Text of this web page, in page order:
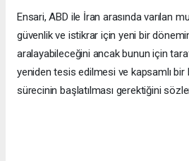
Ensari, ABD ile İran arasında varılan
güvenlik ve istikrar için yeni bir dönemin
aralayabileceğini ancak bunun için
yeniden tesis edilmesi ve kapsamlı bir
sürecinin başlatılması gerektiğini